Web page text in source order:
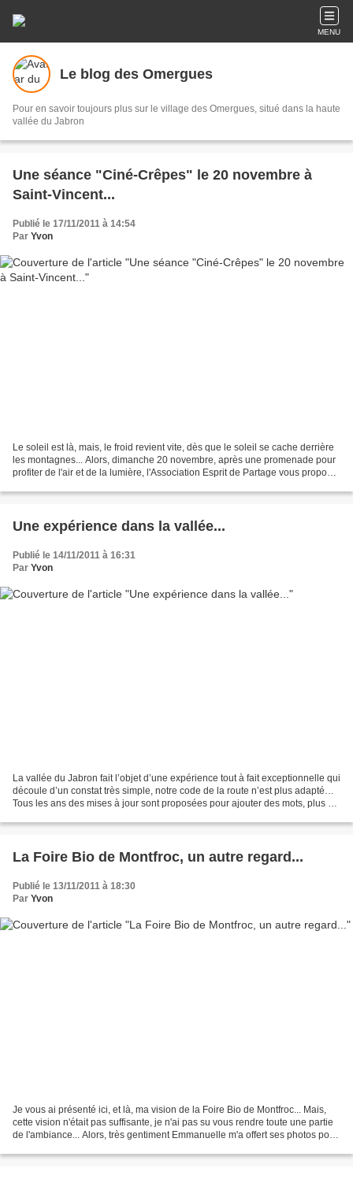
MENU
Le blog des Omergues
Pour en savoir toujours plus sur le village des Omergues, situé dans la haute
vallée du Jabron
Une séance "Ciné-Crêpes" le 20 novembre à
Saint-Vincent...
Publié le 17/11/2011 à 14:54
Par Yvon
Le soleil est là, mais, le froid revient vite, dès que le soleil se cache derrière
les montagnes... Alors, dimanche 20 novembre, après une promenade pour
profiter de l'air et de la lumière, l'Association Esprit de Partage vous propose
Une expérience dans la vallée...
Publié le 14/11/2011 à 16:31
Par Yvon
La vallée du Jabron fait l’objet d’une expérience tout à fait exceptionnelle qui
découle d’un constat très simple, notre code de la route n’est plus adapté…
Tous les ans des mises à jour sont proposées pour ajouter des mots, plus ou
La Foire Bio de Montfroc, un autre regard...
Publié le 13/11/2011 à 18:30
Par Yvon
Je vous ai présenté ici, et là, ma vision de la Foire Bio de Montfroc... Mais,
cette vision n'était pas suffisante, je n'ai pas su vous rendre toute une partie
de l'ambiance... Alors, très gentiment Emmanuelle m'a offert ses photos pour